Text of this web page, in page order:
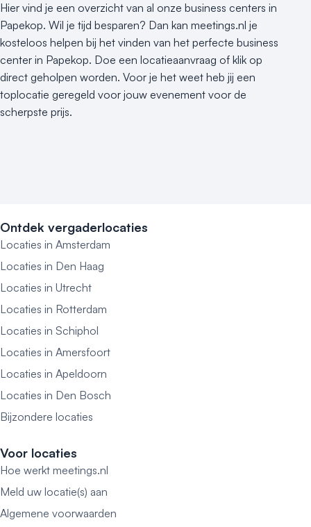
Hier vind je een overzicht van al onze business centers in
Papekop. Wil je tijd besparen? Dan kan meetings.nl je
kosteloos helpen bij het vinden van het perfecte business
center in Papekop. Doe een locatieaanvraag of klik op
direct geholpen worden. Voor je het weet heb jij een
toplocatie geregeld voor jouw evenement voor de
scherpste prijs.
Ontdek vergaderlocaties
Locaties in Amsterdam
Locaties in Den Haag
Locaties in Utrecht
Locaties in Rotterdam
Locaties in Schiphol
Locaties in Amersfoort
Locaties in Apeldoorn
Locaties in Den Bosch
Bijzondere locaties
Voor locaties
Hoe werkt meetings.nl
Meld uw locatie(s) aan
Algemene voorwaarden